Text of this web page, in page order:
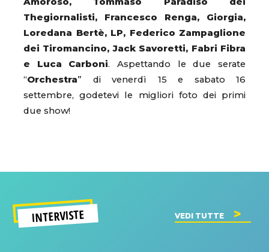
Thegiornalisti, Francesco Renga, Giorgia,
Loredana Bertè, LP, Federico Zampaglione
dei Tiromancino, Jack Savoretti, Fabri Fibra
e Luca Carboni. Aspettando le due serate
“Orchestra” di venerdì 15 e sabato 16
settembre, godetevi le migliori foto dei primi
due show!
INTERVISTE VEDI TUTTE